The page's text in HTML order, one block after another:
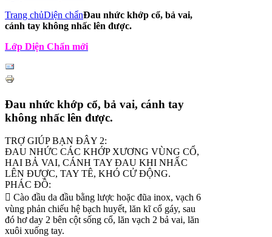
Trang chủDiện chẩnĐau nhức khớp cổ, bả vai,
cánh tay không nhấc lên được.
Lớp Diện Chẩn mới
Đau nhức khớp cổ, bả vai, cánh tay
không nhấc lên được.
TRỢ GIÚP BẠN ĐÂY 2:
ĐAU NHỨC CÁC KHỚP XƯƠNG VÙNG CỔ,
HAI BẢ VAI, CÁNH TAY ĐAU KHI NHẤC
LÊN ĐƯỢC, TAY TÊ, KHÓ CỬ ĐỘNG.
PHÁC ĐỒ:
 Cào đầu da đầu bằng lược hoặc đũa inox, vạch 6
vùng phản chiếu hệ bạch huyết, lăn kĩ cổ gáy, sau
đó hơ day 2 bên cột sống cổ, lăn vạch 2 bả vai, lăn
xuôi xuống tay.